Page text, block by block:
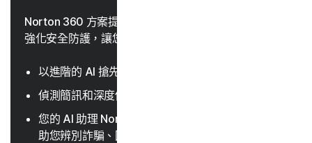
Norton 360 方案提供了搭載 AI 的詐騙防護功能，可以
強化安全防護，讓您遠離詐騙。
以進階的 AI 搶先防範網路詐騙
偵測簡訊和深度偽造影片是否暗藏詐騙
您的 AI 助理 Norton Genie 提供了即時的提示，以協
助您辨別詐騙、回答網路安全相關問題，並引導您認